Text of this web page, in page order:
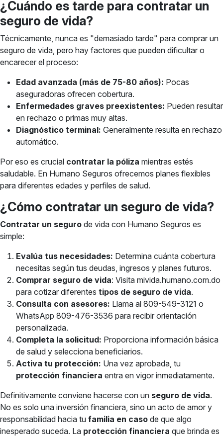
¿Cuándo es tarde para contratar un
seguro de vida?
Técnicamente, nunca es "demasiado tarde" para comprar un
seguro de vida, pero hay factores que pueden dificultar o
encarecer el proceso:
Edad avanzada (más de 75-80 años): Pocas
aseguradoras ofrecen cobertura.
Enfermedades graves preexistentes: Pueden resultar
en rechazo o primas muy altas.
Diagnóstico terminal: Generalmente resulta en rechazo
automático.
Por eso es crucial contratar la póliza mientras estés
saludable. En Humano Seguros ofrecemos planes flexibles
para diferentes edades y perfiles de salud.
¿Cómo contratar un seguro de vida?
Contratar un seguro de vida con Humano Seguros es
simple:
Evalúa tus necesidades: Determina cuánta cobertura
necesitas según tus deudas, ingresos y planes futuros.
Comprar seguro de vida: Visita mivida.humano.com.do
para cotizar diferentes tipos de seguro de vida.
Consulta con asesores: Llama al 809-549-3121 o
WhatsApp 809-476-3536 para recibir orientación
personalizada.
Completa la solicitud: Proporciona información básica
de salud y selecciona beneficiarios.
Activa tu protección: Una vez aprobada, tu
protección financiera entra en vigor inmediatamente.
Definitivamente conviene hacerse con un seguro de vida.
No es solo una inversión financiera, sino un acto de amor y
responsabilidad hacia tu familia en caso de que algo
inesperado suceda. La protección financiera que brinda es